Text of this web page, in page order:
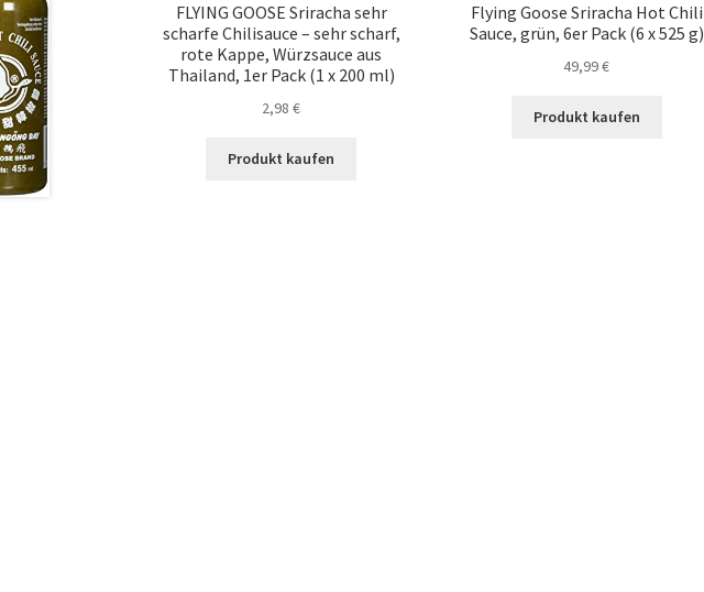
FLYING GOOSE Sriracha sehr
scharfe Chilisauce – sehr scharf,
rote Kappe, Würzsauce aus
Thailand, 1er Pack (1 x 200 ml)
2,98€
Produkt kaufen
Flying Goose Sriracha Hot Chili
Sauce, grün, 6er Pack (6 x 525 g)
49,99€
Produkt kaufen